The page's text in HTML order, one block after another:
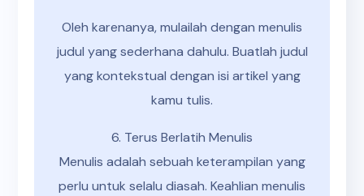
Oleh karenanya, mulailah dengan menulis
judul yang sederhana dahulu. Buatlah judul
yang kontekstual dengan isi artikel yang
kamu tulis.
6. Terus Berlatih Menulis
Menulis adalah sebuah keterampilan yang
perlu untuk selalu diasah. Keahlian menulis